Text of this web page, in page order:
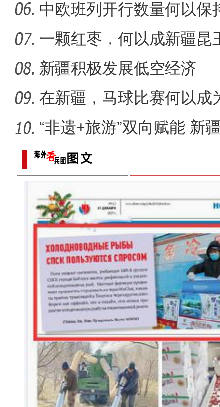
为“金
中欧班列开行数量何以保
一颗红枣，何以成新疆昆
新疆积极发展低空经济
在新疆，马球比赛何以成
“非遗+旅游”双向赋能 新
圈